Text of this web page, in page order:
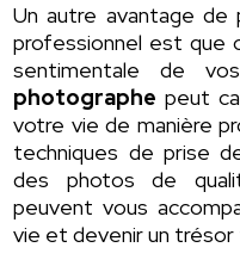
Un autre avantage de
professionnel est que
sentimentale de
photographe peut
votre vie de manière
techniques de prise
des photos de
peuvent vous
vie et devenir un trésor